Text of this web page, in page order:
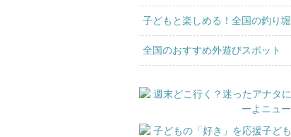
子どもと楽しめる！全国の釣り堀
全国のおすすめ外遊びスポット